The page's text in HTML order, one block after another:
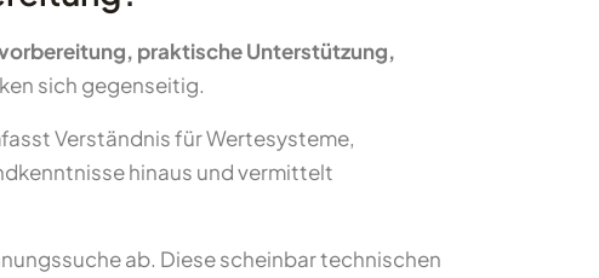
praktische Unterstützung,
sich gegenseitig.
Verständnis für Wertesysteme,
hinaus und vermittelt
ab. Diese scheinbar technischen